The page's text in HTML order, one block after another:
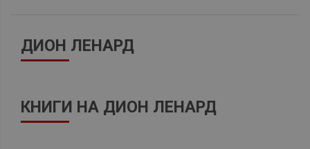
ДИОН ЛЕНАРД
КНИГИ НА ДИОН ЛЕНАРД